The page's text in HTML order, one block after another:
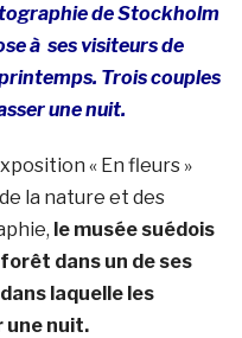
de Stockholm
à ses visiteurs de
Trois couples
une nuit.
« En fleurs »
la nature et des
le musée suédois
dans un de ses
laquelle les
une nuit.